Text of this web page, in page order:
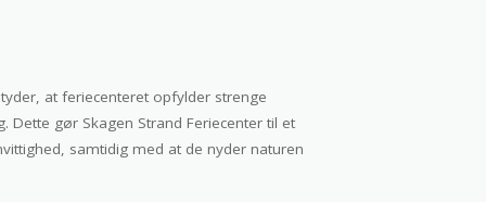
at feriecenteret opfylder strenge
gør Skagen Strand Feriecenter til et
samtidig med at de nyder naturen